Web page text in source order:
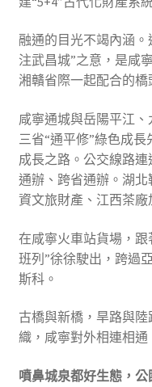
融通的目光不竭內涵
注武昌城”之意，是咸
湘贛省際一起配合的橋
咸寧通城與岳陽平江
三省“通平修”綠色成
成長之路。公交線路
通辦、跨省通辦。湖
資文旅財產、江西茶
在咸寧火車站貨場，
班列”徐徐駛出，跨過
斯科。
古橋與新橋，旱路與
織，咸寧對外相連相
噴鼻城泉都好生態，公